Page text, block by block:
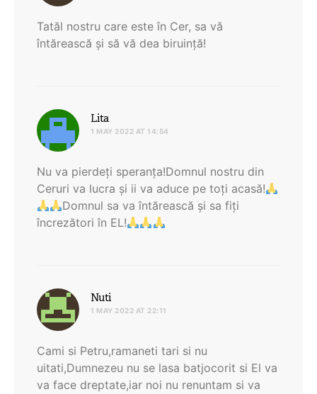
Tatăl nostru care este în Cer, sa vă
întărească și să vă dea biruință!
Lita
1 MAY 2022 AT 14:54
Nu va pierdeți speranța!Domnul nostru din
Ceruri va lucra și ii va aduce pe toți acasă!
Domnul sa va întărească și sa fiți
încrezători în EL!
Nutisays:
1 MAY 2022 AT 22:11
Cami si Petru,ramaneti tari si nu
uitati,Dumnezeu nu se lasa batjocorit si El va
va face dreptate,iar noi nu renuntam si va